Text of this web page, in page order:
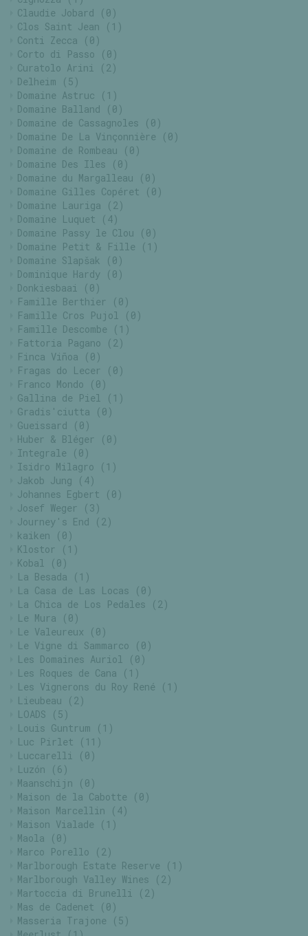
Claudie Jobard
(0)
Clos Saint Jean
(1)
Conti Zecca
(0)
Corto di Passo
(0)
Curatolo Arini
(2)
Delheim
(5)
Domaine Astruc
(1)
Domaine Balland
(0)
Domaine de Cassagnoles
(0)
Domaine De La Vinçonnière
(0)
Domaine de Rombeau
(0)
Domaine Des Iles
(0)
Domaine du Margalleau
(0)
Domaine Gilles Copéret
(0)
Domaine Lauriga
(2)
Domaine Luquet
(4)
Domaine Passy le Clou
(0)
Domaine Petit & Fille
(1)
Domaine Slapšak
(0)
Dominique Hardy
(0)
Donkiesbaai
(0)
Famille Berthier
(0)
Famille Cros Pujol
(0)
Famille Descombe
(1)
Fattoria Pagano
(2)
Finca Viñoa
(0)
Fragas do Lecer
(0)
Franco Mondo
(0)
Gallina de Piel
(1)
Gradis'ciutta
(0)
Gueissard
(0)
Huber & Bléger
(0)
Integrale
(0)
Isidro Milagro
(1)
Jakob Jung
(4)
Johannes Egbert
(0)
Josef Weger
(3)
Journey's End
(2)
kaiken
(0)
Klostor
(1)
Kobal
(0)
La Besada
(1)
La Casa de Las Locas
(0)
La Chica de Los Pedales
(2)
Le Mura
(0)
Le Valeureux
(0)
Le Vigne di Sammarco
(0)
Les Domaines Auriol
(0)
Les Roques de Cana
(1)
Les Vignerons du Roy René
(1)
Lieubeau
(2)
LOADS
(5)
Louis Guntrum
(1)
Luc Pirlet
(11)
Luccarelli
(0)
Luzón
(6)
Maanschijn
(0)
Maison de la Cabotte
(0)
Maison Marcellin
(4)
Maison Vialade
(1)
Maola
(0)
Marco Porello
(2)
Marlborough Estate Reserve
(1)
Marlborough Valley Wines
(2)
Martoccia di Brunelli
(2)
Mas de Cadenet
(0)
Masseria Trajone
(5)